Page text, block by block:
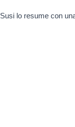
Susi lo resume con